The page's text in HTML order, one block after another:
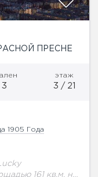
ПРЕСНЕ
3
этаж
3 / 21
1905 Года
161 кв.м. на